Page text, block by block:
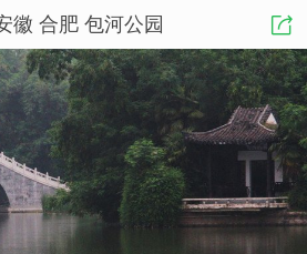
徽 合肥 包河公园